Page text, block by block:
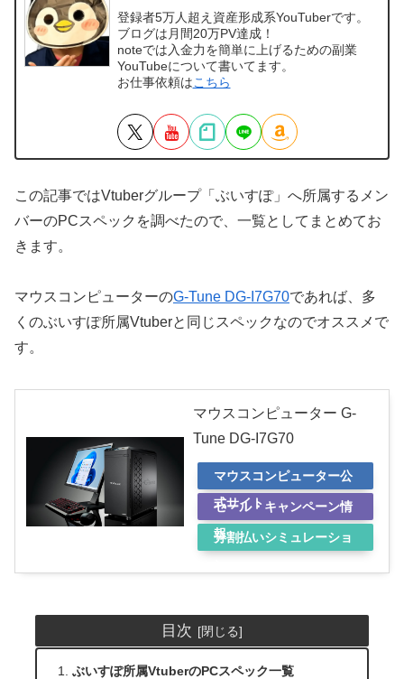
登録者5万人超え資産形成系YouTuberです。
ブログは月間20万PV達成！
noteでは入金力を簡単に上げるための副業
YouTubeについて書いてます。
お仕事依頼はこちら
この記事ではVtuberグループ「ぶいすぽ」へ所属するメン
バーのPCスペックを調べたので、一覧としてまとめてお
きます。
マウスコンピューターのG-Tune DG-I7G70であれば、多
くのぶいすぽ所属Vtuberと同じスペックなのでオススメで
す。
マウスコンピューター G-
Tune DG-I7G70
マウスコンピューター公
式サイト
セール・キャンペーン情
報
分割払いシミュレーショ
目次
ぶいすぽ所属VtuberのPCスペック一覧